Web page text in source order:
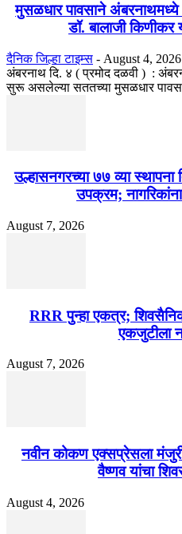
मुसळधार पावसाने
डॉ. बालाजी किणीकर
दैनिक जिल्हा टाइम्स - August 4, 2026
अंबरनाथ दि. ४ ( प्रमोद दळवी ) :
सुरू असलेल्या सततच्या मुसळधार
उल्हासनगरच्या ७७ व्या स्थापना
उपक्रम;
August 7, 2026
RRR पुन्हा एकत्र;
एकजुटीला
August 7, 2026
नवीन कोकण एक्सप्रेसला मंजुरी
वैष्णव यांचा
August 4, 2026